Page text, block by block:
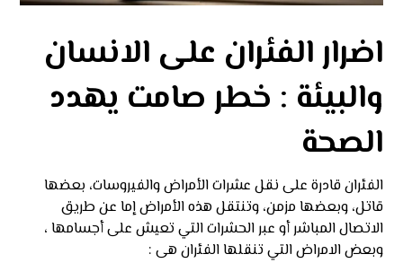
اضرار الفئران على الانسان
والبيئة : خطر صامت يهدد
الصحة
الفئران قادرة على نقل عشرات الأمراض والفيروسات، بعضها
قاتل، وبعضها مزمن، وتنتقل هذه الأمراض إما عن طريق
الاتصال المباشر أو عبر الحشرات التي تعيش على أجسامها ،
وبعض الامراض التي تنقلها الفئران هى :